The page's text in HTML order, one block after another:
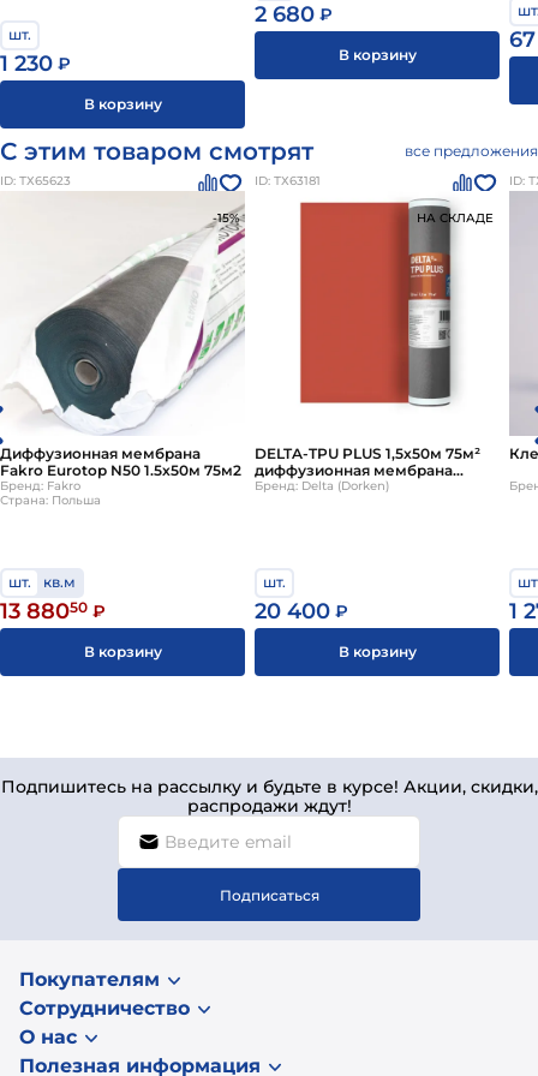
шт.
1 230 ₽
В корзину
2 680 ₽
В корзину
С этим товаром смотрят все предложения
ID: ТХ65623
-15%
Диффузионная мембрана
Fakro Eurotop N50 1.5х50м 75м2
Бренд: Fakro
Страна: Польша
шт. кв.м
13 88050 ₽
В корзину
ID: ТХ63181
НА СКЛАДЕ
DELTA-TPU PLUS 1,5х50м 75м²
диффузионная мембрана
Дельта ТПУ Плюс
Бренд: Delta (Dorken)
шт.
20 400 ₽
В корзину
ID:
шт
1
Подпишитесь на рассылку и будьте в курсе! Акции, скидки,
распродажи ждут!
Подписаться
Покупателям
Сотрудничество
О нас
Полезная информация